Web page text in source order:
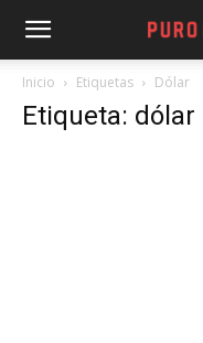
Inicio Etiquetas Dólar
Etiqueta: dólar